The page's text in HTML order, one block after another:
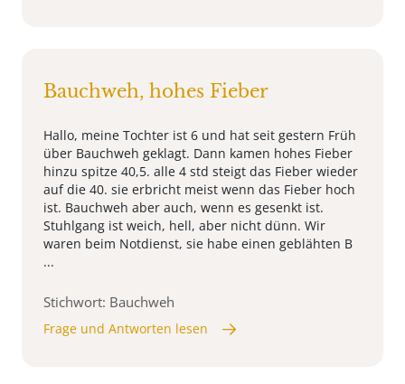
Bauchweh, hohes Fieber
Hallo, meine Tochter ist 6 und hat seit gestern Früh
über Bauchweh geklagt. Dann kamen hohes Fieber
hinzu spitze 40,5. alle 4 std steigt das Fieber wieder
auf die 40. sie erbricht meist wenn das Fieber hoch
ist. Bauchweh aber auch, wenn es gesenkt ist.
Stuhlgang ist weich, hell, aber nicht dünn. Wir
waren beim Notdienst, sie habe einen geblähten B
...
Stichwort: Bauchweh
Frage und Antworten lesen